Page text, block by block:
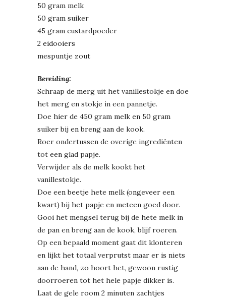
50 gram melk
50 gram suiker
45 gram custardpoeder
2 eidooiers
mespuntje zout
Bereiding:
Schraap de merg uit het vanillestokje en doe
het merg en stokje in een pannetje.
Doe hier de 450 gram melk en 50 gram
suiker bij en breng aan de kook.
Roer ondertussen de overige ingrediënten
tot een glad papje.
Verwijder als de melk kookt het
vanillestokje.
Doe een beetje hete melk (ongeveer een
kwart) bij het papje en meteen goed door.
Gooi het mengsel terug bij de hete melk in
de pan en breng aan de kook, blijf roeren.
Op een bepaald moment gaat dit klonteren
en lijkt het totaal verprutst maar er is niets
aan de hand, zo hoort het, gewoon rustig
doorroeren tot het hele papje dikker is.
Laat de gele room 2 minuten zachtjes